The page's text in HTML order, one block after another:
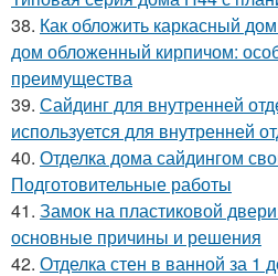
38. Как обложить каркасный
дом обложенный кирпичом:
преимущества
39. Сайдинг для внутренней
используется для внутренней
40. Отделка дома сайдингом
Подготовительные работы
41. Замок на пластиковой
основные причины и решения
42. Отделка стен в ванной за 1